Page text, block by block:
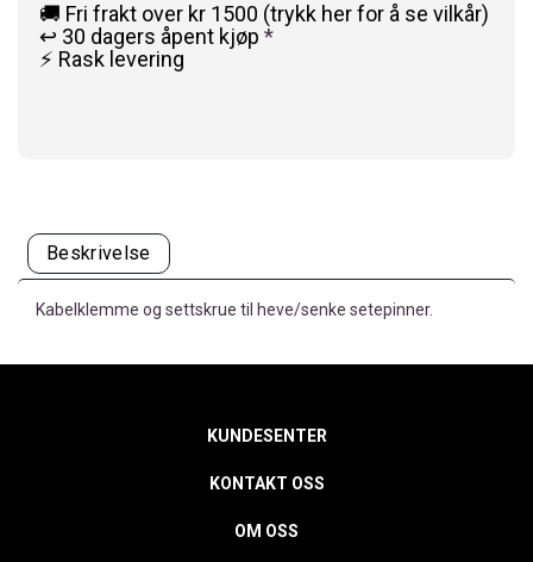
🚚 Fri frakt over kr 1500 (trykk her for å se vilkår)
↩️ 30 dagers åpent kjøp *
⚡ Rask levering
Beskrivelse
Kabelklemme og settskrue til heve/senke setepinner.
KUNDESENTER
KONTAKT OSS
OM OSS